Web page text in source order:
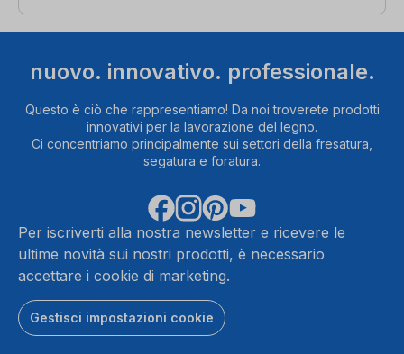
nuovo. innovativo. professionale.
Questo è ciò che rappresentiamo! Da noi troverete prodotti
innovativi per la lavorazione del legno.
Ci concentriamo principalmente sui settori della fresatura,
segatura e foratura.
Per iscriverti alla nostra newsletter e ricevere le
ultime novità sui nostri prodotti, è necessario
accettare i cookie di marketing.
Gestisci impostazioni cookie